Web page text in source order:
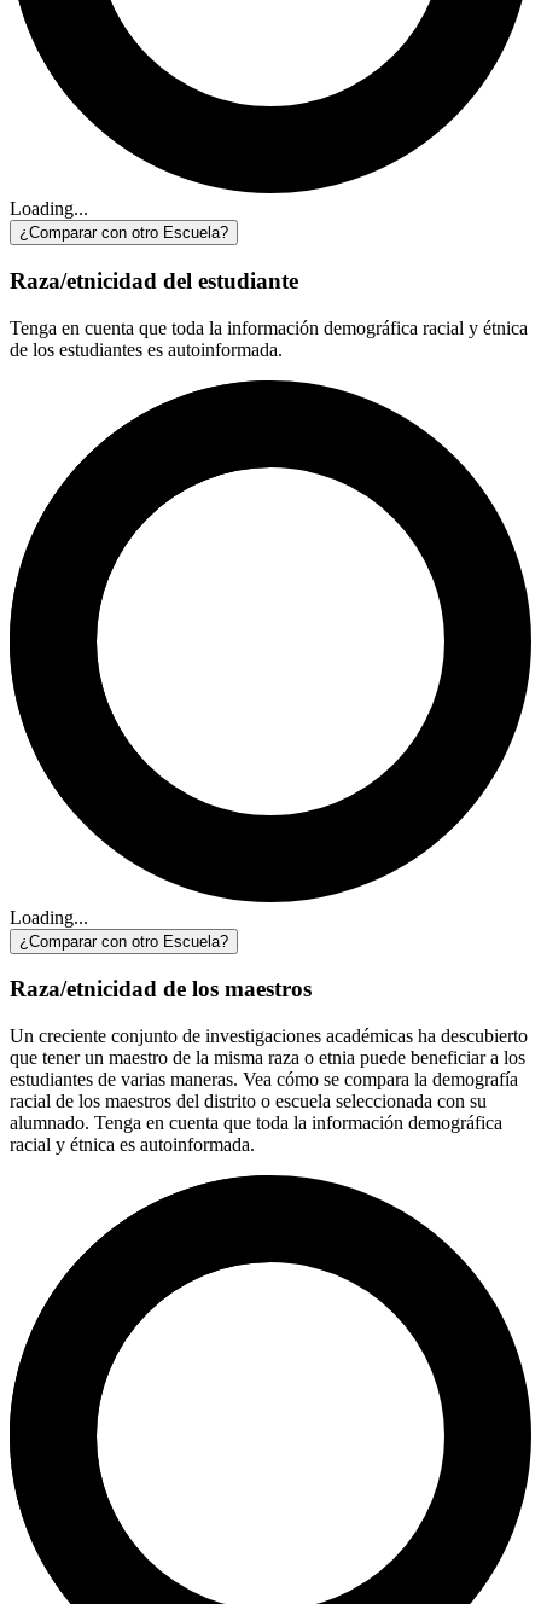
Loading...
¿Comparar con otro Escuela?
Raza/etnicidad del estudiante
Tenga en cuenta que toda la información demográfica racial y étnica
de los estudiantes es autoinformada.
Loading...
¿Comparar con otro Escuela?
Raza/etnicidad de los maestros
Un creciente conjunto de investigaciones académicas ha descubierto
que tener un maestro de la misma raza o etnia puede beneficiar a los
estudiantes de varias maneras. Vea cómo se compara la demografía
racial de los maestros del distrito o escuela seleccionada con su
alumnado. Tenga en cuenta que toda la información demográfica
racial y étnica es autoinformada.